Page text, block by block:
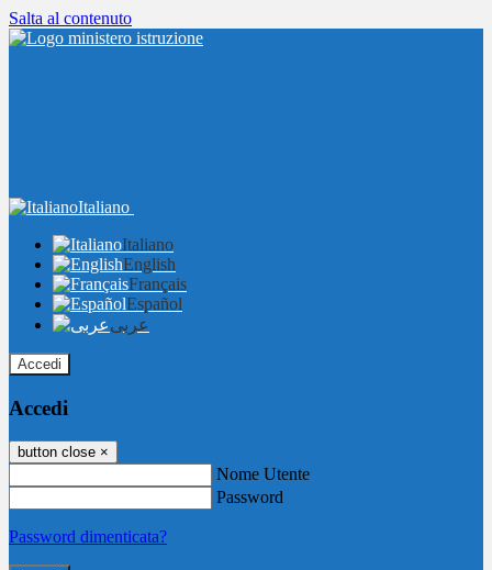
Salta al contenuto
Italiano
Italiano
English
Français
Español
عربى
Accedi
Accedi
button close ×
Nome Utente
Password
Password dimenticata?